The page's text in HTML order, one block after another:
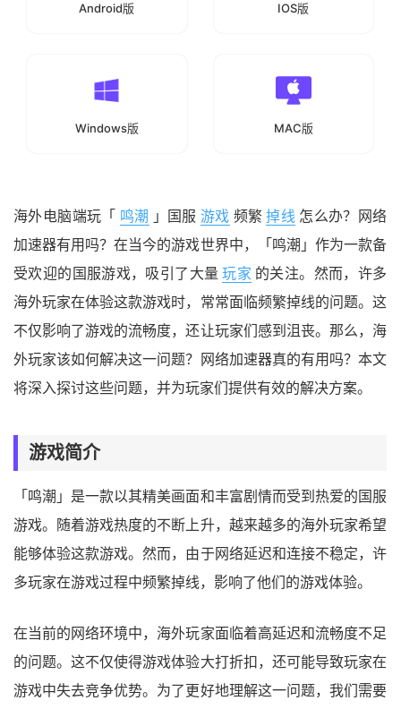
Android版 IOS版
Windows版 MAC版
海外电脑端玩「 鸣潮 」国服 游戏 频繁 掉线 怎么办？网络
加速器有用吗？在当今的游戏世界中，「鸣潮」作为一款备
受欢迎的国服游戏，吸引了大量 玩家 的关注。然而，许多
海外玩家在体验这款游戏时，常常面临频繁掉线的问题。这
不仅影响了游戏的流畅度，还让玩家们感到沮丧。那么，海
外玩家该如何解决这一问题？网络加速器真的有用吗？本文
将深入探讨这些问题，并为玩家们提供有效的解决方案。
游戏简介
「鸣潮」是一款以其精美画面和丰富剧情而受到热爱的国服
游戏。随着游戏热度的不断上升，越来越多的海外玩家希望
能够体验这款游戏。然而，由于网络延迟和连接不稳定，许
多玩家在游戏过程中频繁掉线，影响了他们的游戏体验。
在当前的网络环境中，海外玩家面临着高延迟和流畅度不足
的问题。这不仅使得游戏体验大打折扣，还可能导致玩家在
游戏中失去竞争优势。为了更好地理解这一问题，我们需要